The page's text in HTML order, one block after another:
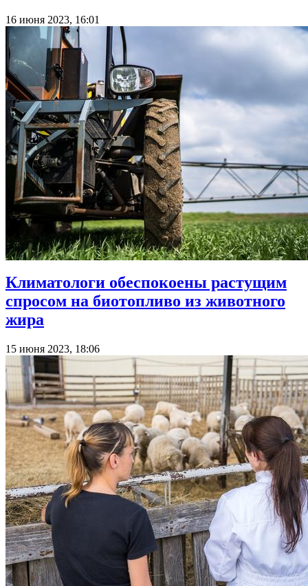
16 июня 2023, 16:01
Климатологи обеспокоены растущим
спросом на биотопливо из животного
жира
15 июня 2023, 18:06